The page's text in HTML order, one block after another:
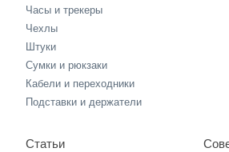
Часы и трекеры
Чехлы
Штуки
Сумки и рюкзаки
Кабели и переходники
Подставки и держатели
Статьи